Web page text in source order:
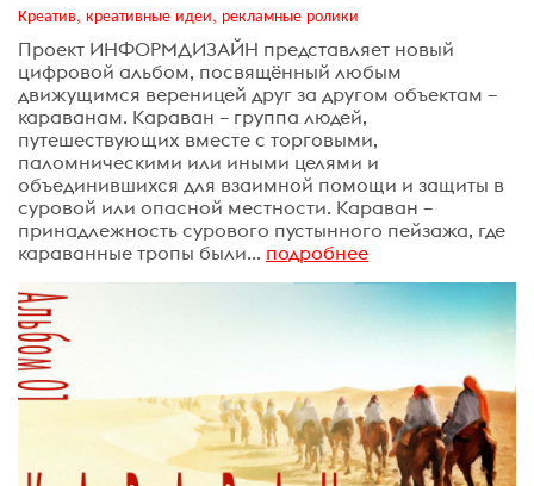
Креатив, креативные идеи, рекламные ролики
Проект ИНФОРМДИЗАЙН представляет новый
цифровой альбом, посвящённый любым
движущимся вереницей друг за другом объектам –
караванам. Караван – группа людей,
путешествующих вместе с торговыми,
паломническими или иными целями и
объединившихся для взаимной помощи и защиты в
суровой или опасной местности. Караван –
принадлежность сурового пустынного пейзажа, где
караванные тропы были... подробнее